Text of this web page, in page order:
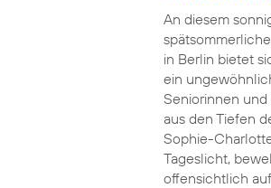
An diesem
in Berlin bietet
ein
Seniorinnen
aus den Tiefen
Sophie-
Tageslicht,
offensichtlich